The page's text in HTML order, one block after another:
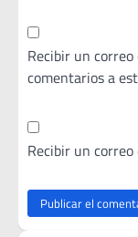
Recibir un
comentarios a
Recibir un